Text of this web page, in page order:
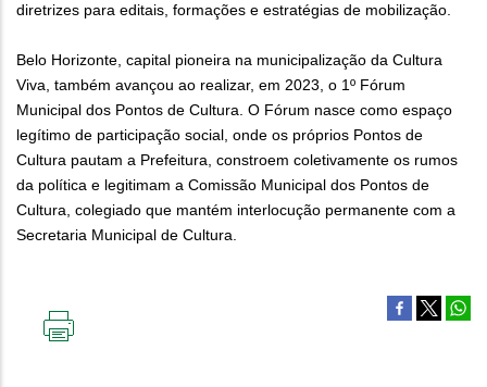
diretrizes para editais, formações e estratégias de mobilização.
Belo Horizonte, capital pioneira na municipalização da Cultura
Viva, também avançou ao realizar, em 2023, o 1º Fórum
Municipal dos Pontos de Cultura. O Fórum nasce como espaço
legítimo de participação social, onde os próprios Pontos de
Cultura pautam a Prefeitura, constroem coletivamente os rumos
da política e legitimam a Comissão Municipal dos Pontos de
Cultura, colegiado que mantém interlocução permanente com a
Secretaria Municipal de Cultura.